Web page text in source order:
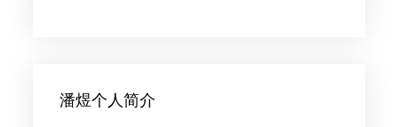
潘煜个人简介